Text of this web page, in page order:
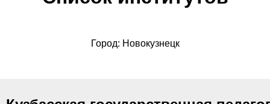
Город: Новокузнецк